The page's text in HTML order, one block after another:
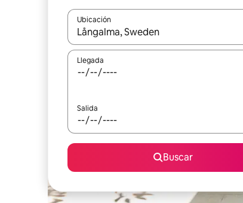
Ubicación
Cuando los resultados estén disponibles,
Llegada
Salida
Buscar